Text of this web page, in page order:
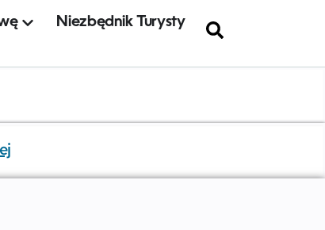
Niezbędnik Turysty